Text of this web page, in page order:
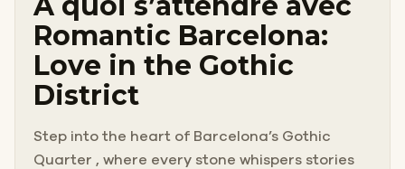
Romantic Barcelona:
Love in the Gothic
District
Step into the heart of Barcelona’s Gothic
Quarter , where every stone whispers stories